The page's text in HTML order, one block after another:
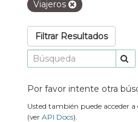
Viajeros
Filtrar Resultados
Por favor intente otra
Usted también puede acceder
(ver API Docs).